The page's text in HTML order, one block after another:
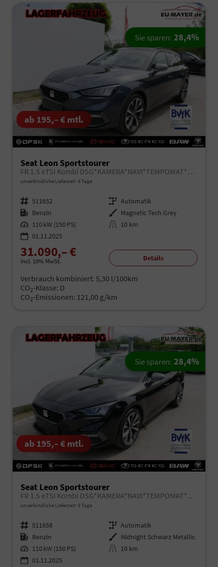
ab 195,– € mtl.
Seat Leon Sportstourer
FR 1.5 eTSI Kombi DSG*KAMERA*NAVI*TEMPOMAT*3-ZONE KILMAAUTOMATIK*VIRTUAL COCKPIT*
unverbindliche Lieferzeit: 6 Tage
Fahrzeugnr. 511652 Getriebe Automatik
Kraftstoff Benzin Außenfarbe Magnetic Tech Grey
Leistung 110 kW (150 PS) Kilometerstand 10 km
01.11.2025
31.090,– €
incl. 19% MwSt.
Sie sparen: 28,4%
Details
Verbrauch kombiniert: 5,30 l/100km
CO2-Klasse: D
CO2-Emissionen: 121,00 g/km
ab 195,– € mtl.
Seat Leon Sportstourer
FR 1.5 eTSI Kombi DSG*KAMERA*NAVI*TEMPOMAT*3-ZONE KILMAAUTOMATIK*VIRTUAL COCKPIT*
unverbindliche Lieferzeit: 6 Tage
Fahrzeugnr. 511658 Getriebe Automatik
Kraftstoff Benzin Außenfarbe Midnight Schwarz Metallic
Leistung 110 kW (150 PS) Kilometerstand 10 km
01.11.2025
Sie sparen: 28,4%